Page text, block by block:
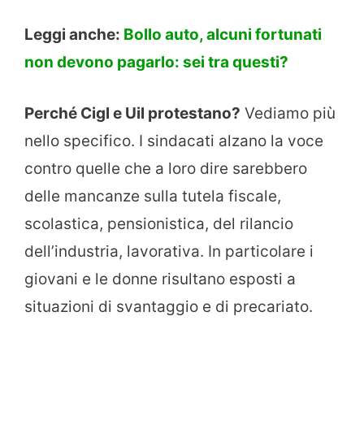
Leggi anche: Bollo auto, alcuni fortunati
non devono pagarlo: sei tra questi?
Perché Cigl e Uil protestano? Vediamo più
nello specifico. I sindacati alzano la voce
contro quelle che a loro dire sarebbero
delle mancanze sulla tutela fiscale,
scolastica, pensionistica, del rilancio
dell’industria, lavorativa. In particolare i
giovani e le donne risultano esposti a
situazioni di svantaggio e di precariato.